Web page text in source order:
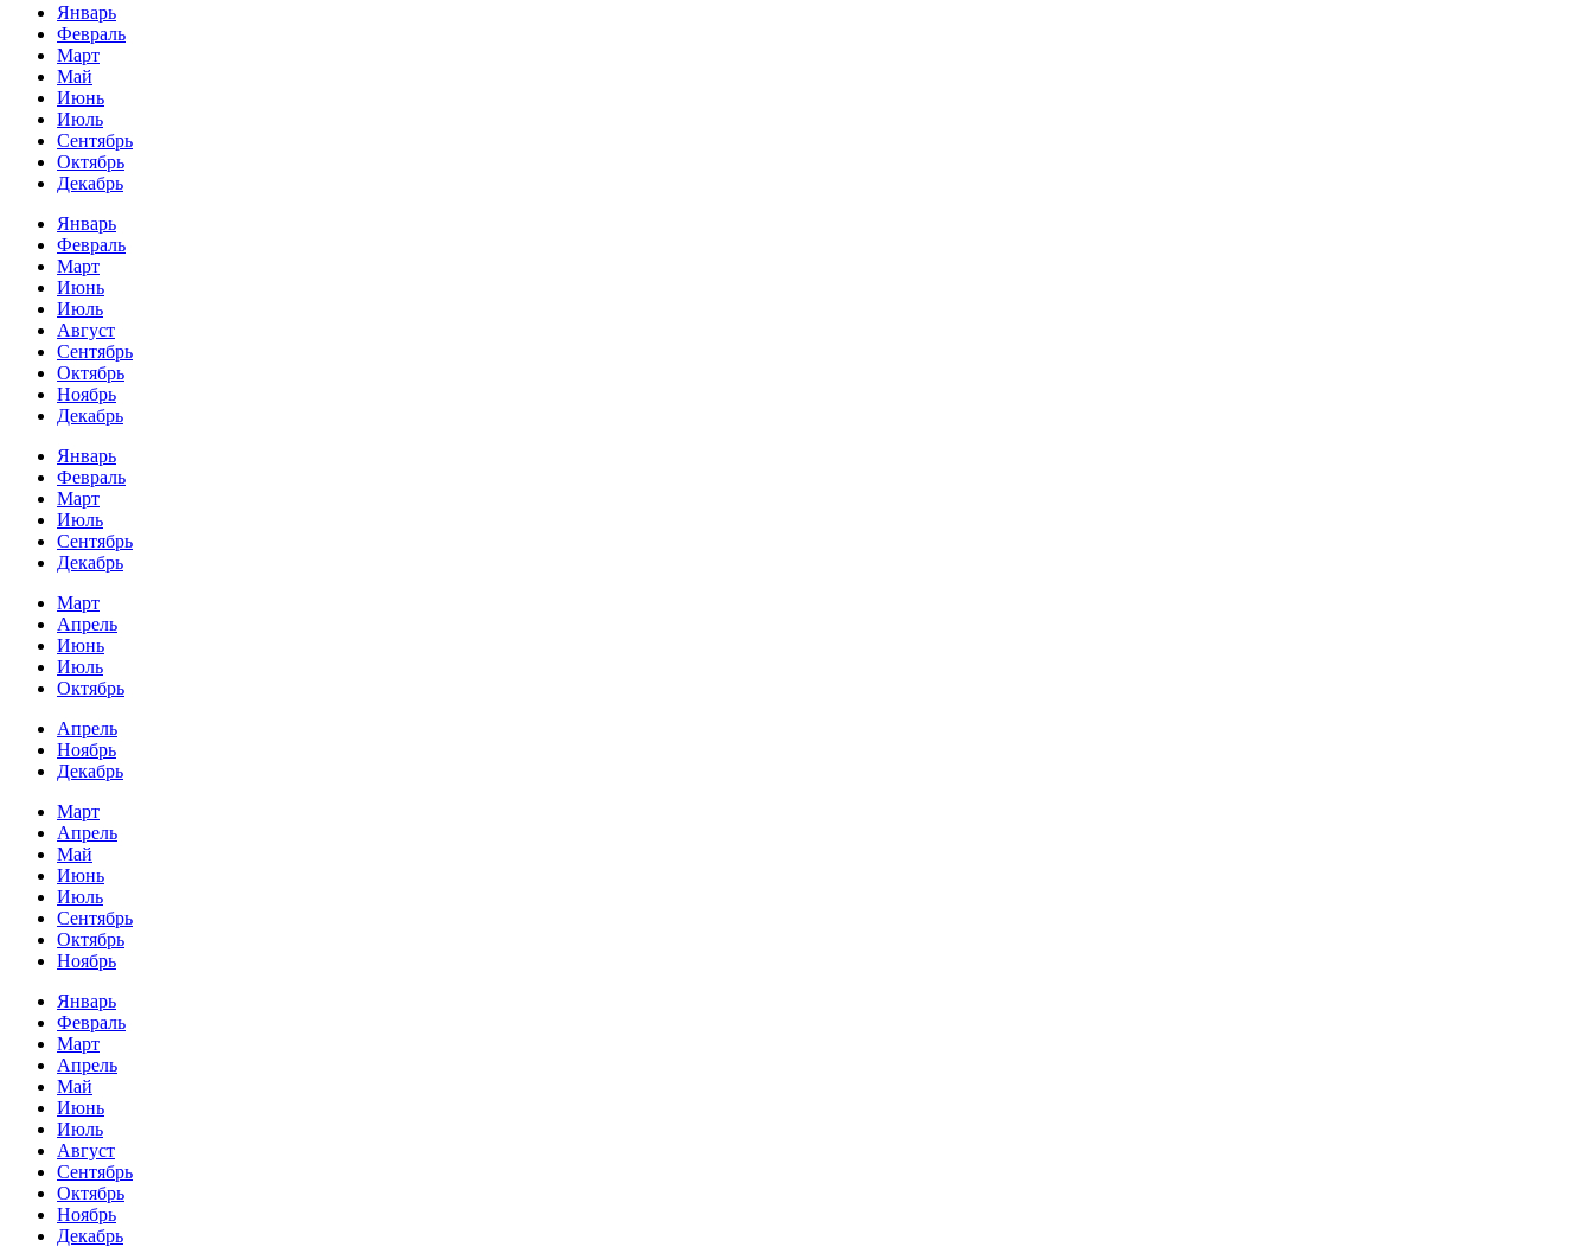
Январь
Февраль
Март
Май
Июнь
Июль
Сентябрь
Октябрь
Декабрь
Январь
Февраль
Март
Июнь
Июль
Август
Сентябрь
Октябрь
Ноябрь
Декабрь
Январь
Февраль
Март
Июль
Сентябрь
Декабрь
Март
Апрель
Июнь
Июль
Октябрь
Апрель
Ноябрь
Декабрь
Март
Апрель
Май
Июнь
Июль
Сентябрь
Октябрь
Ноябрь
Январь
Февраль
Март
Апрель
Май
Июнь
Июль
Август
Сентябрь
Октябрь
Ноябрь
Декабрь